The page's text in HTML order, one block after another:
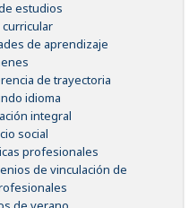
estudios
curricular
de aprendizaje
de trayectoria
idioma
integral
social
profesionales
de vinculación de